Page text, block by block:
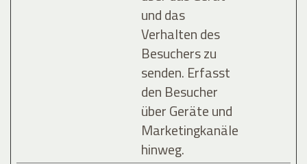
und das
Verhalten des
Besuchers zu
senden. Erfasst
den Besucher
über Geräte und
Marketingkanäle
hinweg.